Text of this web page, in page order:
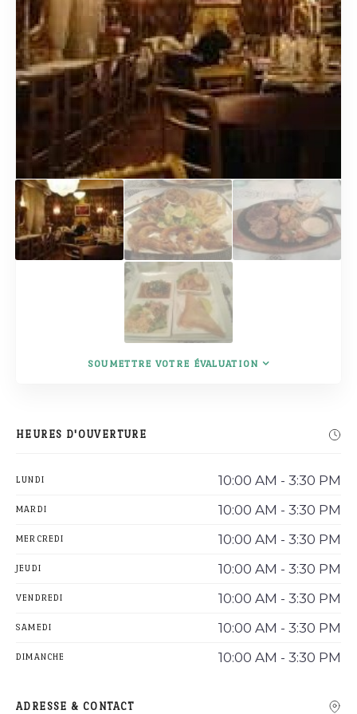
SOUMETTRE VOTRE ÉVALUATION
HEURES D'OUVERTURE
LUNDI 10:00 AM - 3:30 PM
MARDI 10:00 AM - 3:30 PM
MERCREDI 10:00 AM - 3:30 PM
JEUDI 10:00 AM - 3:30 PM
VENDREDI 10:00 AM - 3:30 PM
SAMEDI 10:00 AM - 3:30 PM
DIMANCHE 10:00 AM - 3:30 PM
ADRESSE & CONTACT